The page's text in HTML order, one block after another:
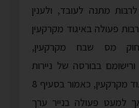
מתנה לעובד, ולענין
פעולה באיגוד מקרקעין
מס שבח מקרקעין,
ורישומם בבורסה של ניירות
ערך שהנפיק אגוד מקרקעין, כאמור בסעיף 8
למעט פעולה בנייר ערך